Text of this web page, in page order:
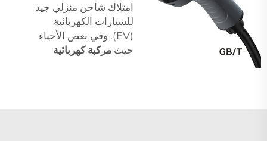
امتلاك شاحن منزلي جيد
للسيارات الكهربائية
(EV). وفي بعض الأحياء
حيث مركبة كهربائية